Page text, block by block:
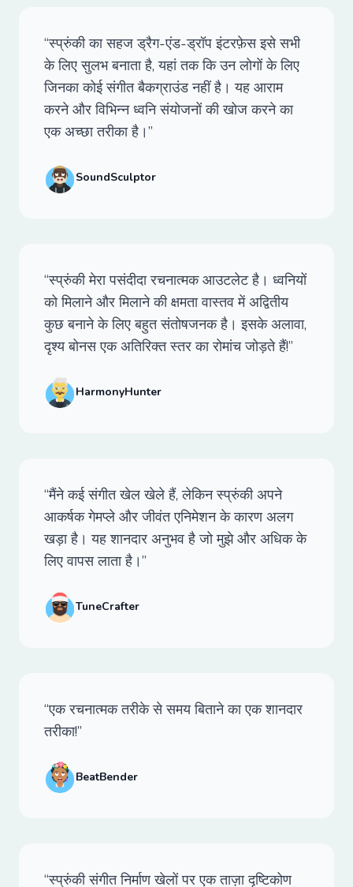
“स्प्रुंकी का सहज ड्रैग-एंड-ड्रॉप इंटरफ़ेस इसे सभी
के लिए सुलभ बनाता है, यहां तक कि उन लोगों के लिए
जिनका कोई संगीत बैकग्राउंड नहीं है। यह आराम
करने और विभिन्न ध्वनि संयोजनों की खोज करने का
एक अच्छा तरीका है।”
SoundSculptor
“स्प्रुंकी मेरा पसंदीदा रचनात्मक आउटलेट है। ध्वनियों
को मिलाने और मिलाने की क्षमता वास्तव में अद्वितीय
कुछ बनाने के लिए बहुत संतोषजनक है। इसके अलावा,
दृश्य बोनस एक अतिरिक्त स्तर का रोमांच जोड़ते हैं!”
HarmonyHunter
“मैंने कई संगीत खेल खेले हैं, लेकिन स्प्रुंकी अपने
आकर्षक गेमप्ले और जीवंत एनिमेशन के कारण अलग
खड़ा है। यह शानदार अनुभव है जो मुझे और अधिक के
लिए वापस लाता है।”
TuneCrafter
“एक रचनात्मक तरीके से समय बिताने का एक शानदार
तरीका!”
BeatBender
“स्प्रुंकी संगीत निर्माण खेलों पर एक ताज़ा दृष्टिकोण